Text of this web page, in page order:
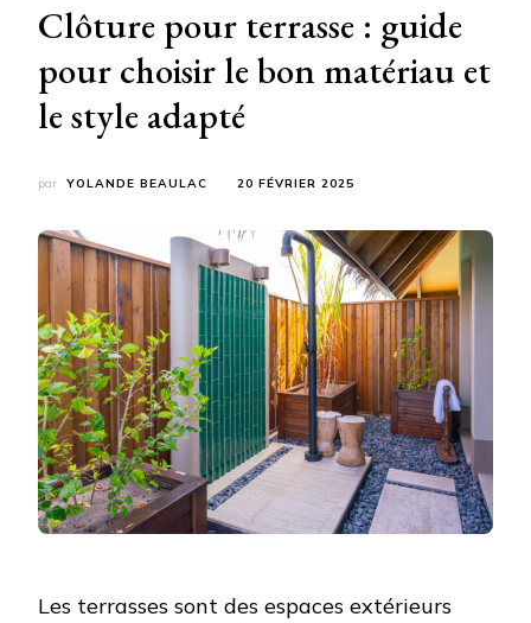
Clôture pour terrasse : guide
pour choisir le bon matériau et
le style adapté
par YOLANDE BEAULAC 20 FÉVRIER 2025
Les terrasses sont des espaces extérieurs